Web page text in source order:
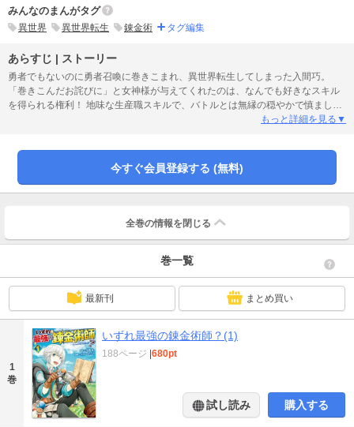
みんなのまんがタグ
異世界 異世界転生 錬金術 タグ編集
あらすじ | ストーリー
勇者でもないのに勇者召喚に巻きこまれ、異世界転生してしまった入間巧。
「巻きこんだお詫びに」と女神様が与えてくれたのは、なんでも好きなスキル
を得られる権利！ 地味な生産職スキルで、バトルとは無縁の穏やかで慎ましい
異世界ライフを希望――のはずが、与えられたスキル『錬金術』は聖剣から空
のぼの異世界冒険譚、待望のコミカライズ第１巻!!
もっと詳細を見る▼
今すぐ会員登録する (無料)
全巻の情報を 閉じる
巻一覧
最新刊 まとめ買い
1
巻
いずれ最強の錬金術師？(1)
188ページ |680pt
試し読み 購入する